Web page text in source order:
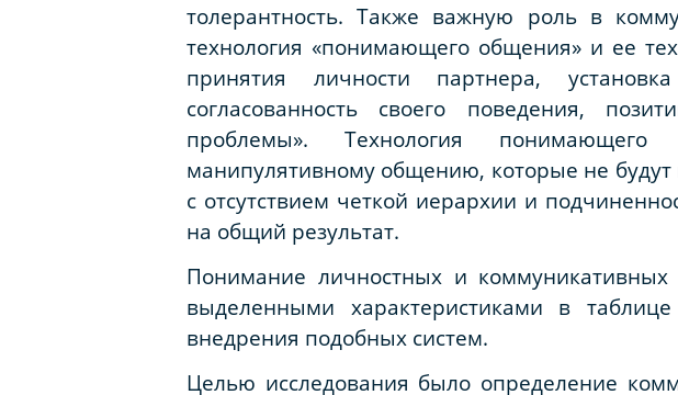
толерантность. Также важную роль в
технология «понимающего общения» и ее
принятия личности партнера,
согласованность своего поведения,
проблемы». Технология
манипулятивному общению, которые не
с отсутствием четкой иерархии и
на общий результат.
Понимание личностных и коммуникативных
выделенными характеристиками в
внедрения подобных систем.
Целью исследования было определение